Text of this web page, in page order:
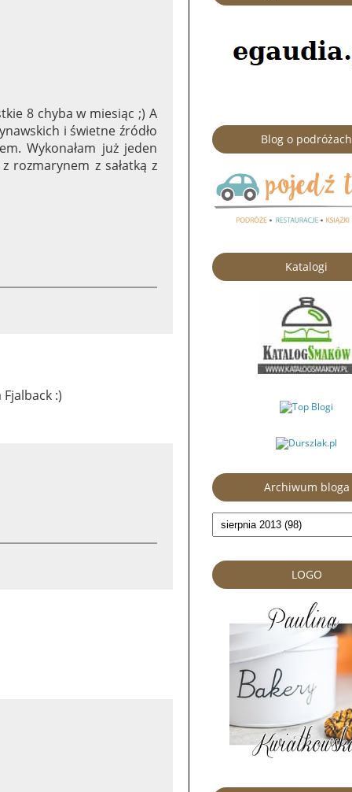
8 chyba w miesiąc ;) A
i świetne źródło
Wykonałam już jeden
rozmarynem z sałatką z
:)
Blog o podróżach
Katalogi
Archiwum bloga
LOGO